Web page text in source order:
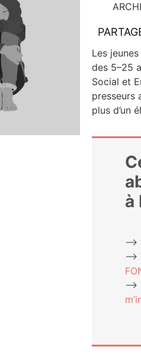
Les
des 5–25
Social et
pres­seurs
plus d’un
à
⟶
⟶
⟶